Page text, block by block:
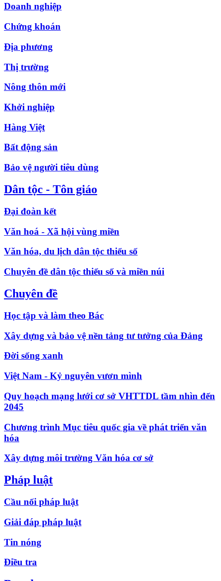
Doanh nghiệp
Chứng khoán
Địa phương
Thị trường
Nông thôn mới
Khởi nghiệp
Hàng Việt
Bất động sản
Bảo vệ người tiêu dùng
Dân tộc - Tôn giáo
Đại đoàn kết
Văn hoá - Xã hội vùng miền
Văn hóa, du lịch dân tộc thiểu số
Chuyên đề dân tộc thiểu số và miền núi
Chuyên đề
Học tập và làm theo Bác
Xây dựng và bảo vệ nền tảng tư tưởng của Đảng
Đời sống xanh
Việt Nam - Kỷ nguyên vươn mình
Quy hoạch mạng lưới cơ sở VHTTDL tầm nhìn đến
2045
Chương trình Mục tiêu quốc gia về phát triển văn
hóa
Xây dựng môi trường Văn hóa cơ sở
Pháp luật
Cầu nối pháp luật
Giải đáp pháp luật
Tin nóng
Điều tra